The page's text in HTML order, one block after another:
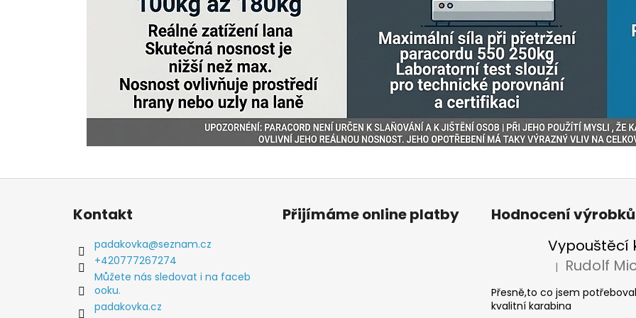
Z
Kontakt
padakovka@seznam.cz
+420777267274
Můžete nás sledovat i na faceb
ooku.
padakovka.cz
Přijímáme online platby
Hodnocení výrobků
Hodnocení
|
Přesně,to co jsem
kvalitní karabina